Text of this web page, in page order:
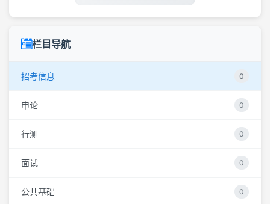
栏目导航
招考信息 0
申论 0
行测 0
面试 0
公共基础 0